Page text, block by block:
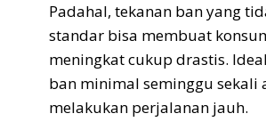
Padahal, tekanan ban yang
standar bisa membuat
meningkat cukup drastis.
ban minimal seminggu sekali
melakukan perjalanan jauh.